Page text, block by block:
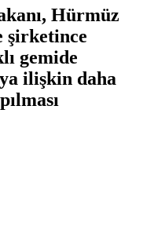
Hürmüz
şirketince
gemide
ilişkin daha